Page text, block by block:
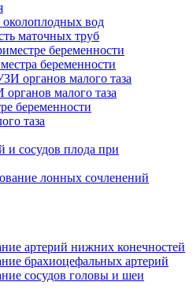
околоплодных вод
маточных труб
беременности
беременности
органов малого таза
малого таза
беременности
таза
сосудов плода при
лонных сочленений
артерий нижних конечностей
брахиоцефальных артерий
сосудов головы и шеи